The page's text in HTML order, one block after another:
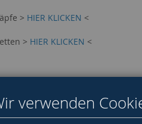
> HIER KLICKEN <
> HIER KLICKEN <
verwenden